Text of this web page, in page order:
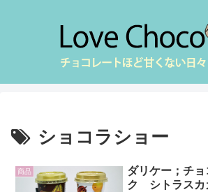
ショコラショー
商品
ダリケー；チ
ク シトラスカ